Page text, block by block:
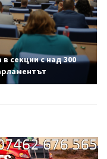
секции с над 300